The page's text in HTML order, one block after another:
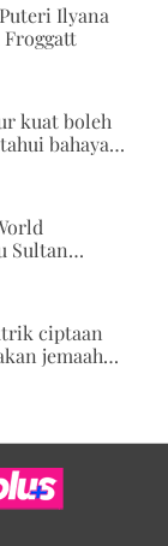
Ilyana
kuat boleh
bahaya
Sultan
ciptaan
jemaah